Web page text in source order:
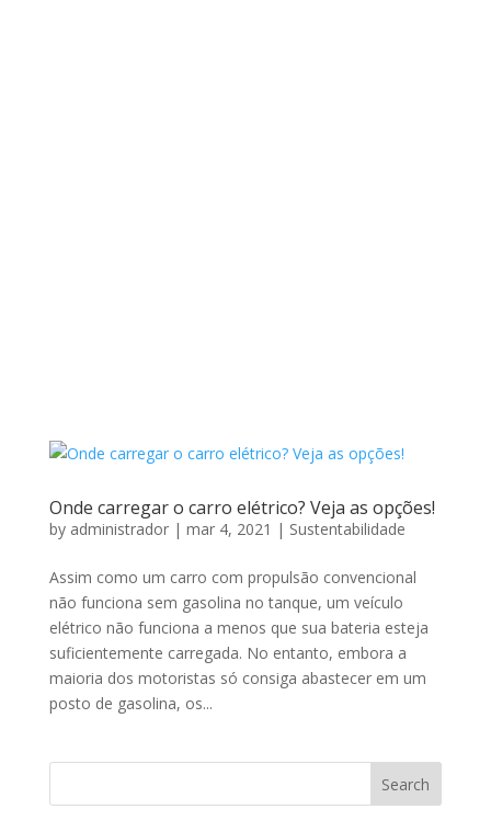
Onde carregar o carro elétrico? Veja as opções!
by administrador| mar 4, 2021 | Sustentabilidade
Assim como um carro com propulsão convencional
não funciona sem gasolina no tanque, um veículo
elétrico não funciona a menos que sua bateria esteja
suficientemente carregada. No entanto, embora a
maioria dos motoristas só consiga abastecer em um
posto de gasolina, os...
Search